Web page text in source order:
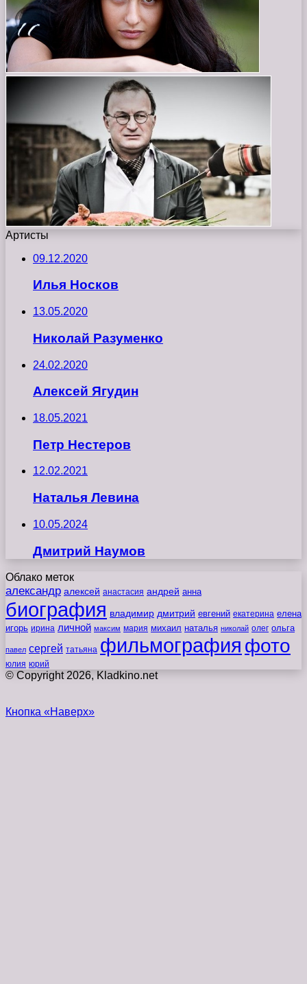
Артисты
09.12.2020
Илья Носков
13.05.2020
Николай Разуменко
24.02.2020
Алексей Ягудин
18.05.2021
Петр Нестеров
12.02.2021
Наталья Левина
10.05.2024
Дмитрий Наумов
Облако меток
александр алексей анастасия андрей анна
биография владимир дмитрий евгений екатерина елена
игорь ирина личной максим мария михаил наталья николай олег ольга
павел сергей татьяна фильмография фото
юлия юрий
© Copyright 2026, Kladkino.net
Кнопка «Наверх»